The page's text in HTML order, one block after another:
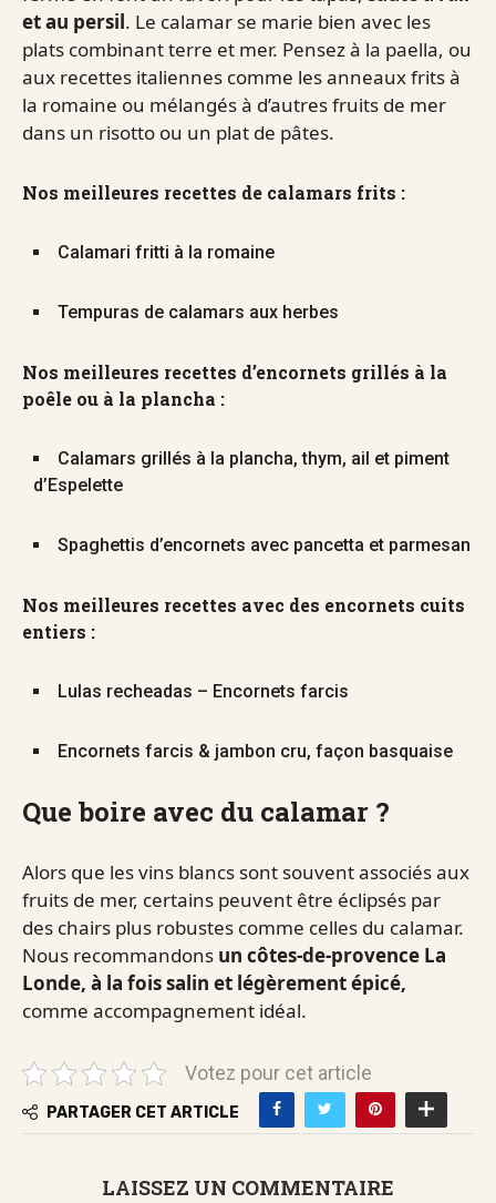
et au persil. Le calamar se marie bien avec les
plats combinant terre et mer. Pensez à la paella, ou
aux recettes italiennes comme les anneaux frits à
la romaine ou mélangés à d’autres fruits de mer
dans un risotto ou un plat de pâtes.
Nos meilleures recettes de calamars frits :
Calamari fritti à la romaine
Tempuras de calamars aux herbes
Nos meilleures recettes d’encornets grillés à la
poêle ou à la plancha :
Calamars grillés à la plancha, thym, ail et piment
d’Espelette
Spaghettis d’encornets avec pancetta et parmesan
Nos meilleures recettes avec des encornets cuits
entiers :
Lulas recheadas – Encornets farcis
Encornets farcis & jambon cru, façon basquaise
Que boire avec du calamar ?
Alors que les vins blancs sont souvent associés aux
fruits de mer, certains peuvent être éclipsés par
des chairs plus robustes comme celles du calamar.
Nous recommandons un côtes-de-provence La
Londe, à la fois salin et légèrement épicé,
comme accompagnement idéal.
Votez pour cet article
PARTAGER CET ARTICLE
LAISSEZ UN COMMENTAIRE